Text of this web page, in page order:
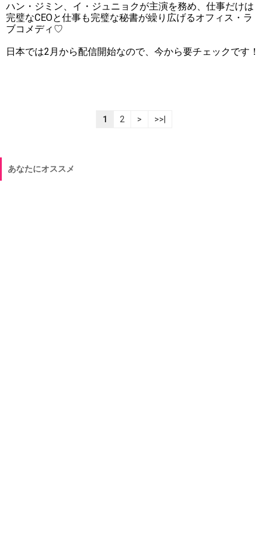
ハン・ジミン、イ・ジュニョクが主演を務め、仕事だけは
完璧なCEOと仕事も完璧な秘書が繰り広げるオフィス・ラ
ブコメディ♡
日本では2月から配信開始なので、今から要チェックです！
1 2 > >>|
あなたにオススメ